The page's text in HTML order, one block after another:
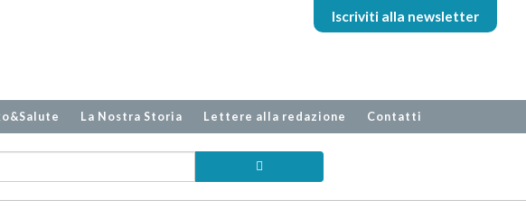
Iscriviti alla newsletter
La Nostra Storia Lettere alla redazione Contatti